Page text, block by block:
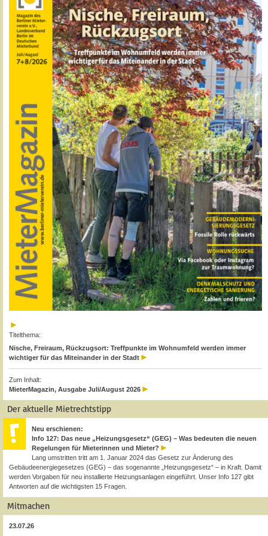
Titelthema:
Nische, Freiraum, Rückzugsort: Treffpunkte im Wohnumfeld werden immer
wichtiger für das Miteinander in der Stadt
Zum Inhalt:
MieterMagazin, Ausgabe Juli/August 2026
Der aktuelle Mietrechtstipp
Neu erschienen:
Info 127: Das neue „Heizungsgesetz“ (GEG) – Was bedeuten die neuen
Regelungen für Mieterinnen und Mieter?
Lang umstritten tritt am 1. Januar 2024 das Gesetz zur Änderung des
Gebäudeenergiegesetzes (GEG) – das sogenannte „Heizungsgesetz“ – in Kraft. Damit
werden Vorgaben für neu installierte Heizungsanlagen eingeführt. Unser Info 127 gibt
Antworten auf die wichtigsten 15 Fragen.
Mitmachen
23.07.26